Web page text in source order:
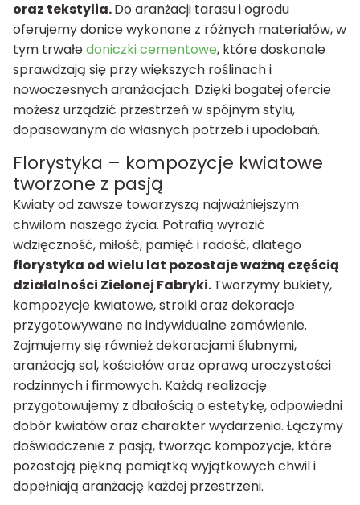
oraz tekstylia.Do aranżacji tarasu i ogrodu
oferujemy donice wykonane z różnych materiałów, w
tym trwałedoniczki cementowe, które doskonale
sprawdzają się przy większych roślinach i
nowoczesnych aranżacjach. Dzięki bogatej ofercie
możesz urządzić przestrzeń w spójnym stylu,
dopasowanym do własnych potrzeb i upodobań.
Florystyka – kompozycje kwiatowe
tworzone z pasją
Kwiaty od zawsze towarzyszą najważniejszym
chwilom naszego życia. Potrafią wyrazić
wdzięczność, miłość, pamięć i radość, dlatego
florystyka od wielu lat pozostaje ważną częścią
działalności Zielonej Fabryki.Tworzymy bukiety,
kompozycje kwiatowe, stroiki oraz dekoracje
przygotowywane na indywidualne zamówienie.
Zajmujemy się również dekoracjami ślubnymi,
aranżacją sal, kościołów oraz oprawą uroczystości
rodzinnych i firmowych. Każdą realizację
przygotowujemy z dbałością o estetykę, odpowiedni
dobór kwiatów oraz charakter wydarzenia. Łączymy
doświadczenie z pasją, tworząc kompozycje, które
pozostają piękną pamiątką wyjątkowych chwil i
dopełniają aranżację każdej przestrzeni.